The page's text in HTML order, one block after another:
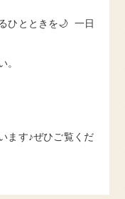
ひとときを🌙 一日
。
ます♪ぜひご覧くだ